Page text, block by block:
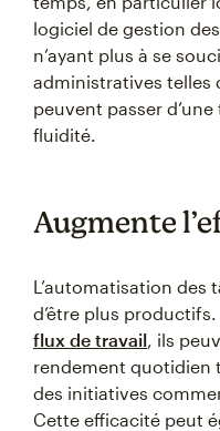
logiciel de gestion
n’ayant plus à se
administratives telles
peuvent passer
fluidité.
Augmente
L’automatisation des
d’être plus productifs.
flux de travail, ils
rendement quotidien
des initiatives
Cette efficacité peut